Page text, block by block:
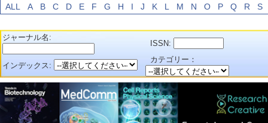
ALL A B C D E F G H I J K L M N O P Q R S
ジャーナル名:
ISSN:
インデックス:
カテゴリー：